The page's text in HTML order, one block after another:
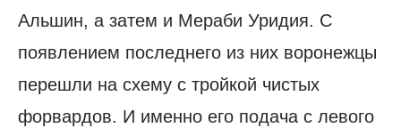
Альшин, а затем и Мераби Уридия. С
появлением последнего из них воронежцы
перешли на схему с тройкой чистых
форвардов. И именно его подача с левого